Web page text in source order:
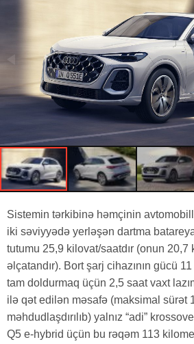
Sistemin tərkibinə həmçinin
iki səviyyədə yerləşən dartma
tutumu 25,9 kilovat/saatdır (onun 20,7
əlçatandır). Bort şarj cihazının gücü
tam doldurmaq üçün 2,5 saat vaxt
ilə qət edilən məsafə (maksimal sürət
məhdudlaşdırılıb) yalnız “adi”
Q5 e-hybrid üçün bu rəqəm 113